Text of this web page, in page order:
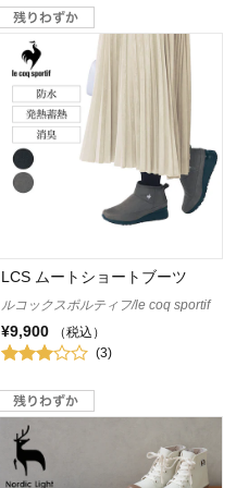
LCS ムートショートブーツ
ルコックスポルティフ/le coq sportif
¥9,900
（税込）
(3)